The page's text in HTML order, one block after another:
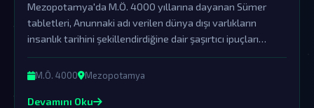
Mezopotamya'da M.Ö. 4000 yıllarına dayanan Sümer
tabletleri, Anunnaki adı verilen dünya dışı varlıkların
insanlık tarihini şekillendirdiğine dair şaşırtıcı ipuçları
barındırıyor. Resmi tarihin örtbas ettiği bu sıra dışı efsane,
gezegenimize gerçekleşen eski ziyaretlerin kapılarını
M.Ö. 4000 Mezopotamya
Devamını Oku